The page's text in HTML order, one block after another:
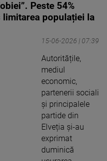
Peste 54%
populației la
15-06-2026 | 07:39
Autoritățile,
mediul
economic,
partenerii sociali
și principalele
partide din
Elveția și-au
exprimat
duminică